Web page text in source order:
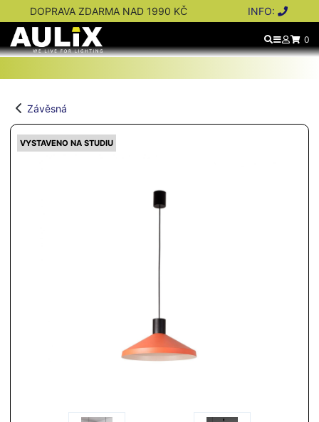
DOPRAVA ZDARMA NAD 1990 KČ INFO:
0
Závěsná
VYSTAVENO NA STUDIU